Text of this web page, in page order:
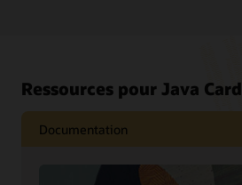
Ressources pour Java Card
Documentation